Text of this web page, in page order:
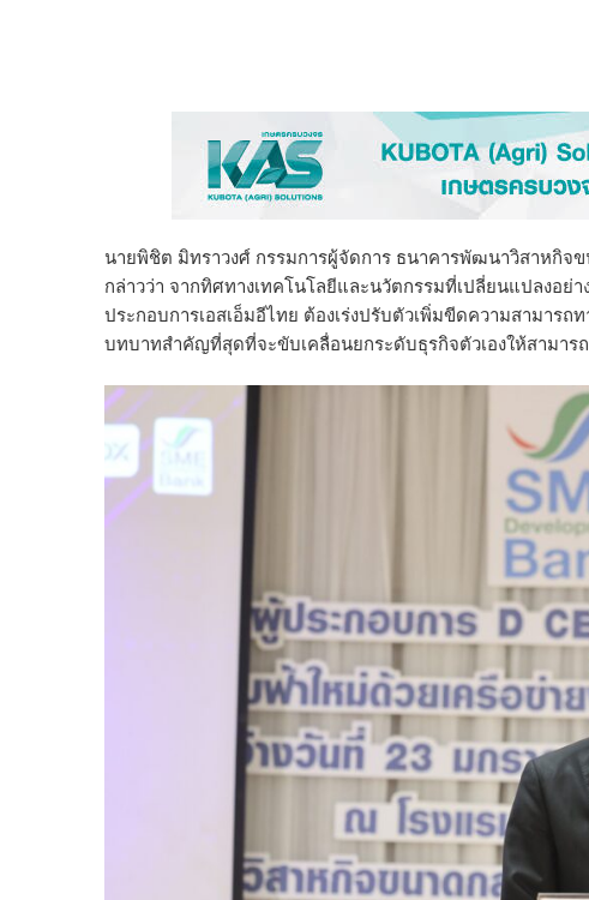
นายพิชิต มิทราวงศ์ กรรมการผู้จัดการ ธนาคารพัฒนาวิสาหกิจ
กล่าวว่า จากทิศทางเทคโนโลยีและนวัตกรรมที่เปลี่ยนแปลงอย่า
ประกอบการเอสเอ็มอีไทย ต้องเร่งปรับตัวเพิ่มขีดความสามารถท
บทบาทสำคัญที่สุดที่จะขับเคลื่อนยกระดับธุรกิจตัวเองให้สามาร